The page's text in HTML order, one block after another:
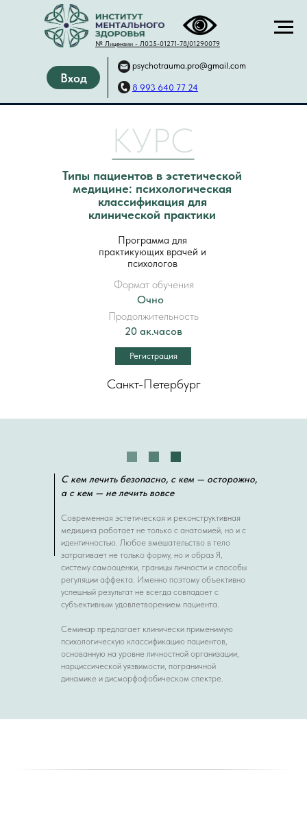
№ Лицензии - Л035-01271-78/01290079
8 993 640 77 24
psychotrauma.pro@gmail.com
Вход
Типы пациентов в эстетической
медицине: психологическая
классификация для
клинической практики
КУРС
Программа для
практикующих врачей и
психологов
Регистрация
Формат обучения
Очно
Санкт-Петербург
Продолжительность
20 ак.часов
С кем лечить безопасно, с кем — осторожно,
а с кем — не лечить вовсе
Современная эстетическая и реконструктивная
медицина работает не только с анатомией, но и с
идентичностью. Любое вмешательство в тело
затрагивает не только форму, но и образ Я,
систему самооценки, границы личности и способы
регуляции аффекта. Именно поэтому объективно
успешный результат не всегда совпадает с
субъективным удовлетворением пациента.
Семинар предлагает клинически применимую
психологическую классификацию пациентов,
основанную на уровне личностной организации,
нарциссической уязвимости, пограничной
динамике и дисморфофобическом спектре.